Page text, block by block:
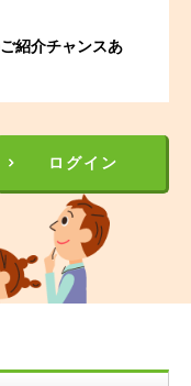
紹介チャンスあ
ログイン